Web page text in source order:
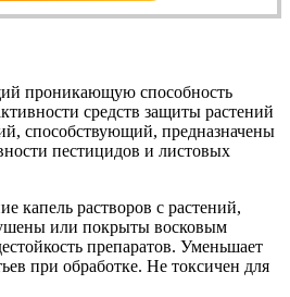
проникающую способность
средств защиты растений
способствующий, предназначены
пестицидов и листовых
капель растворов с растений,
или покрыты восковым
препаратов. Уменьшает
при обработке. Не токсичен для